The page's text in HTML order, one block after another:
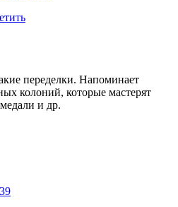
переделки. Напоминает
колоний, которые мастерят
и др.